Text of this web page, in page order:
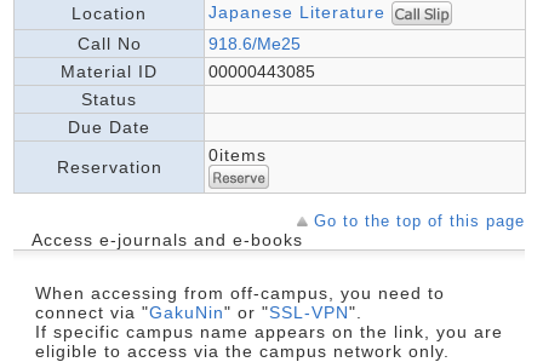
Location
Japanese Literature
Call No
918.6/Me25
Material ID
00000443085
Status
Due Date
Reservation
0items
Go to the top of this page
Access e-journals and e-books
When accessing from off-campus, you need to
connect via "GakuNin" or "SSL-VPN".
If specific campus name appears on the link, you are
eligible to access via the campus network only.